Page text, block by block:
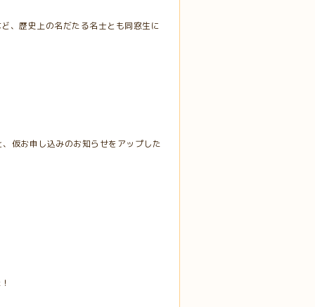
、歴史上の名だたる名士とも同窓生に
仮お申し込みのお知らせをアップした